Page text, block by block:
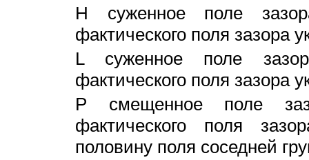
H суженное поле
фактического поля зазора
L суженное поле
фактического поля зазора
P смещенное поле
фактического поля
половину поля соседней